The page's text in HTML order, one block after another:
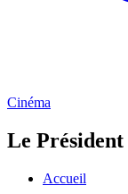
Cinéma
Le Président
Accueil